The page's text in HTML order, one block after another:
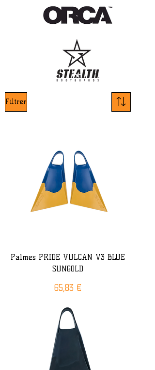
Filtrer
Palmes PRIDE VULCAN V3 BLUE
SUNGOLD
Prix
65,83 €